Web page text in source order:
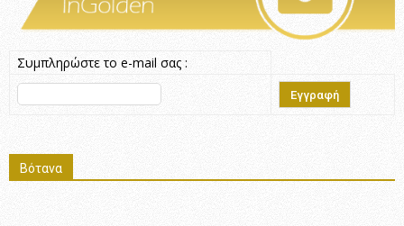
Συμπληρώστε το e-mail σας :
Βότανα